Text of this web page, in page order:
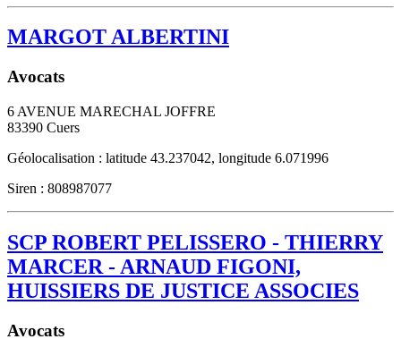
MARGOT ALBERTINI
Avocats
6 AVENUE MARECHAL JOFFRE
83390 Cuers
Géolocalisation : latitude 43.237042, longitude 6.071996
Siren : 808987077
SCP ROBERT PELISSERO - THIERRY
MARCER - ARNAUD FIGONI,
HUISSIERS DE JUSTICE ASSOCIES
Avocats